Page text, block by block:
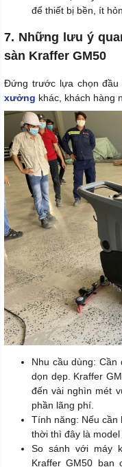
để thiết bị bền, ít
7. Những lưu ý
sàn Kraffer GM50
Đứng trước lựa chọn đầu
xưởng khác, khách hàng
Nhu cầu dùng:
dọn dẹp. Kraffer
đến vài nghìn mét
phần lãng phí.
Tính năng: Nếu cần
thời thì đây là model
So sánh với máy
Kraffer GM50 bạn